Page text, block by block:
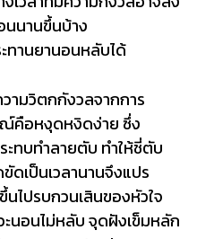
นนานขึ้นบ้าง
ทานยานอนหลับได้
ามวิตกกังวลจากการ
คือหงุดหงิดง่าย ซึ่ง
ทบทำลายตับ ทำให้ชี่ตับ
ดเป็นเวลานานจึงแปร
ไปรบกวนเสินของหัวใจ
ะนอนไม่หลับ จุดฝังเข็มหลัก